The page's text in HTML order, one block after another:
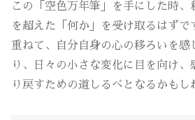
この「空色万年筆」を手にした時
を超えた「何か」を受け取るはずで
重ねて、自分自身の心の移ろいを感
り、日々の小さな変化に目を向け
り戻すための道しるべとなるかもし